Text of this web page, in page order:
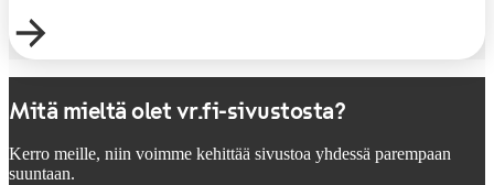
Mitä mieltä olet vr.fi-sivustosta?
Kerro meille, niin voimme kehittää sivustoa yhdessä parempaan
suuntaan.